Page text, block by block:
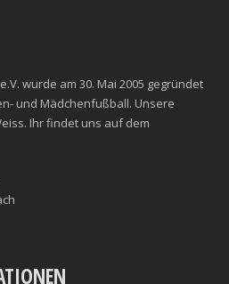
wurde am 30. Mai 2005 gegründet
und Mädchenfußball. Unsere
Ihr findet uns auf dem